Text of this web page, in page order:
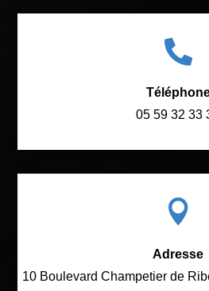

05 59 32 33

Adresse
10 Boulevard Champetier de